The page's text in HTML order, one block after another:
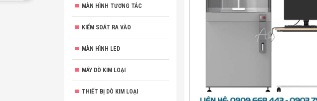
MÀN HÌNH TƯƠNG TÁC
KIỂM SOÁT RA VÀO
MÀN HÌNH LED
MÁY DÒ KIM LOẠI
THIẾT BỊ DÒ KIM LOẠI